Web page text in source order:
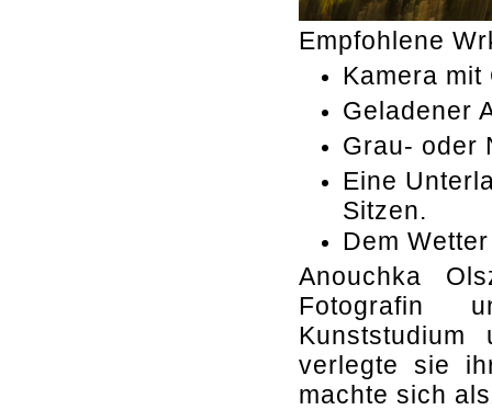
Empfohlene
Kamera
Geladener
Grau- oder
Eine
Sitzen.
Dem
Anouchka
Fotografin
verlegte sie
machte sich